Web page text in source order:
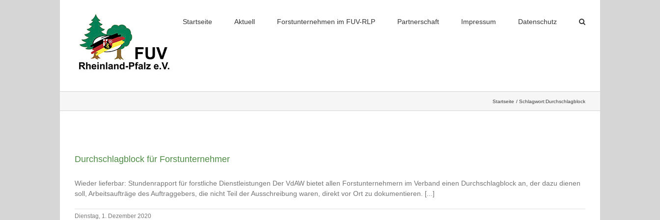
Startseite Aktuell Forstunternehmen im FUV-RLP Partnerschaft Impressum Datenschutz
Startseite Schlagwort:Durchschlagblock
Durchschlagblock für Forstunternehmer
Wieder lieferbar: Stundenrapport für forstliche Dienstleistungen Der VdAW bietet allen Forstunternehmern im Verband einen Durchschlagblock an, der dazu dienen
soll, Arbeitsaufträge des Auftraggebers, die nicht Teil der Ausschreibung waren, direkt vor Ort zu dokumentieren. [...]
Dienstag, 1. Dezember 2020